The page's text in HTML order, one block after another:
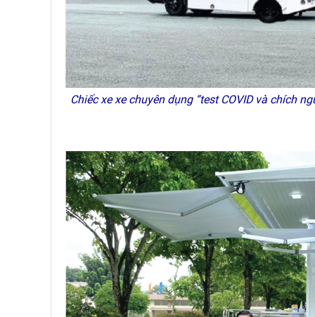
Chiếc xexe chuyên dụng “test COVID và chích